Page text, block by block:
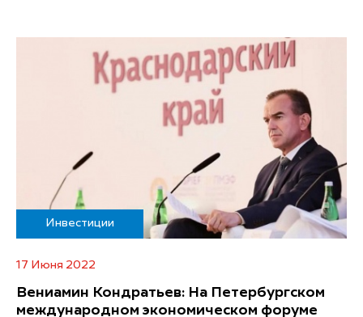
Инвестиции
17 Июня 2022
Вениамин Кондратьев: На Петербургском
международном экономическом форуме